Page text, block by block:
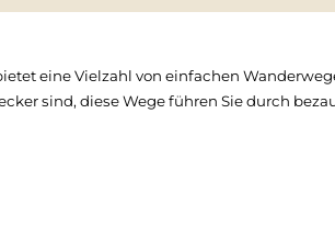
eine Vielzahl von einfachen
sind, diese Wege führen Sie durch